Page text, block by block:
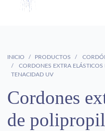
INICIO PRODUCTOS
CORDONES EXTRA
TENACIDAD UV
Cordones
de